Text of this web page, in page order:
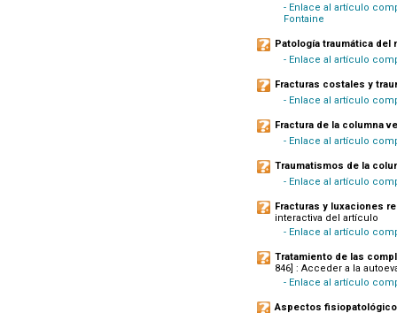
- Enlace al artículo
Fontaine
Patología traumática
- Enlace al artículo
Fracturas costales y
- Enlace al artículo
Fractura de la columna
- Enlace al artículo
Traumatismos de la
- Enlace al artículo
Fracturas y luxaciones
interactiva del artículo
- Enlace al artículo
Tratamiento de las
846] : Acceder a la
- Enlace al artículo
Aspectos